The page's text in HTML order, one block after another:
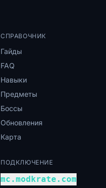
СПРАВОЧНИК
Гайды
FAQ
Навыки
Предметы
Боссы
Обновления
Карта
ПОДКЛЮЧЕНИЕ
mc.modkrate.com